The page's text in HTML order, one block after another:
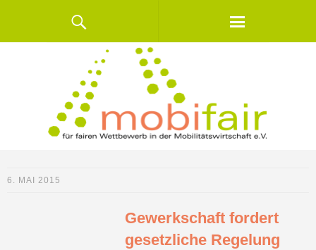
6. MAI 2015
Gewerkschaft fordert
gesetzliche Regelung